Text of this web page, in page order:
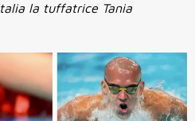
la tuffatrice Tania